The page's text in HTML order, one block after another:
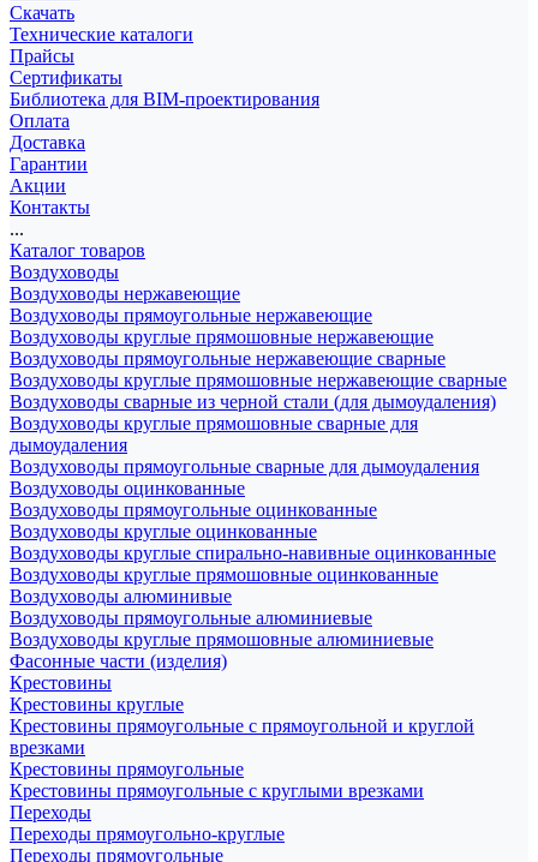
Скачать
Технические каталоги
Прайсы
Сертификаты
Библиотека для BIM-проектирования
Оплата
Доставка
Гарантии
Акции
Контакты
...
Каталог товаров
Воздуховоды
Воздуховоды нержавеющие
Воздуховоды прямоугольные нержавеющие
Воздуховоды круглые прямошовные нержавеющие
Воздуховоды прямоугольные нержавеющие сварные
Воздуховоды круглые прямошовные нержавеющие сварные
Воздуховоды сварные из черной стали (для дымоудаления)
Воздуховоды круглые прямошовные сварные для
дымоудаления
Воздуховоды прямоугольные сварные для дымоудаления
Воздуховоды оцинкованные
Воздуховоды прямоугольные оцинкованные
Воздуховоды круглые оцинкованные
Воздуховоды круглые спирально-навивные оцинкованные
Воздуховоды круглые прямошовные оцинкованные
Воздуховоды алюминивые
Воздуховоды прямоугольные алюминиевые
Воздуховоды круглые прямошовные алюминиевые
Фасонные части (изделия)
Крестовины
Крестовины круглые
Крестовины прямоугольные с прямоугольной и круглой
врезками
Крестовины прямоугольные
Крестовины прямоугольные с круглыми врезками
Переходы
Переходы прямоугольно-круглые
Переходы прямоугольные